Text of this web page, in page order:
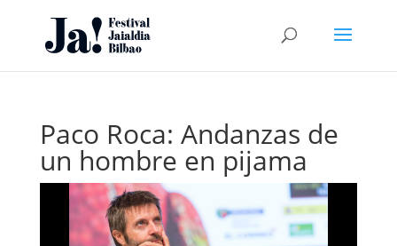
Paco Roca: Andanzas de
un hombre en pijama